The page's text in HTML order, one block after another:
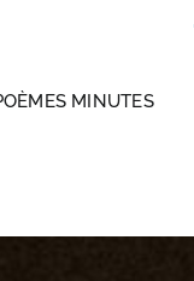
MINUTES